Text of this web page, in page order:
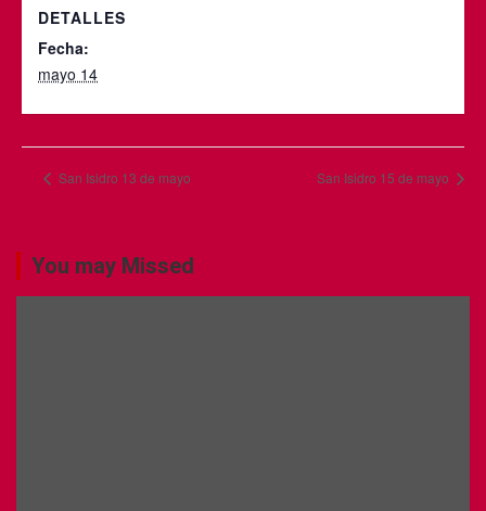
DETALLES
Fecha:
mayo 14
San Isidro 13 de mayo San Isidro 15 de mayo
You may Missed